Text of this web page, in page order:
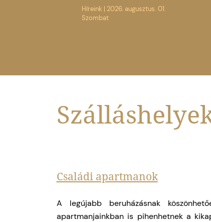
Híreink | 2026. augusztus. 01.
Szombat
Családi apartmanok
A legújabb beruházásnak
apartmanjainkban is pihenhetnek a